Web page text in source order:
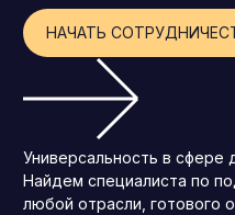
НАЧАТЬ
Универсальность в сфере
Найдем специалиста по
любой отрасли, готового